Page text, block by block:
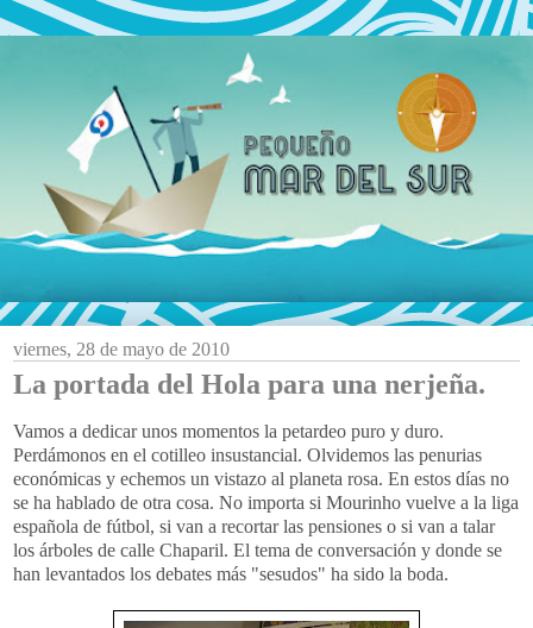
viernes, 28 de mayo de 2010
La portada del Hola para una nerjeña.
Vamos a dedicar unos momentos la petardeo puro y duro.
Perdámonos en el cotilleo insustancial. Olvidemos las penurias
económicas y echemos un vistazo al planeta rosa. En estos días no
se ha hablado de otra cosa. No importa si Mourinho vuelve a la liga
española de fútbol, si van a recortar las pensiones o si van a talar
los árboles de calle Chaparil. El tema de conversación y donde se
han levantados los debates más "sesudos" ha sido la boda.